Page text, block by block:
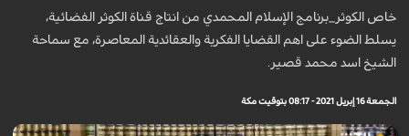
خاص الكوثر_برنامج الإسلام المحمدي من انتاج قناة الكوثر الفضائية،
يسلط الضوء على اهم القضايا الفكرية والعقائدية المعاصرة، مع سماحة
الشيخ اسد محمد قصير.
الجمعة 16 إبريل 2021 - 08:17 بتوقيت مكة